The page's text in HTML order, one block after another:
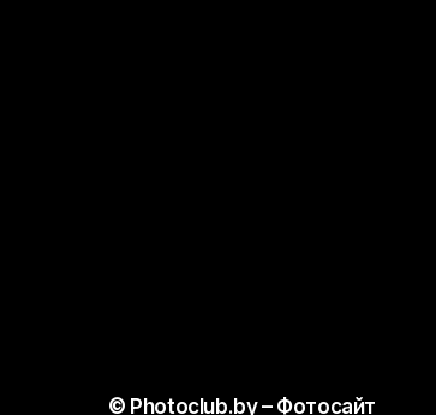
© Photoclub.by – Фотосайт